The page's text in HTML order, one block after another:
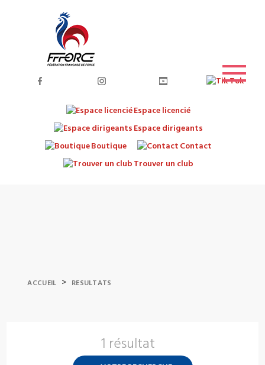
Espace licencié
Espace dirigeants
Boutique
Contact
Trouver un club
ACCUEIL > RESULTATS
1 résultat